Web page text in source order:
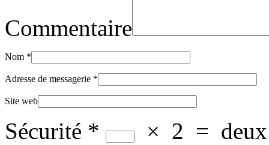
Commentaire
Nom *
Adresse de messagerie *
Site web
Sécurité * × 2 = deux